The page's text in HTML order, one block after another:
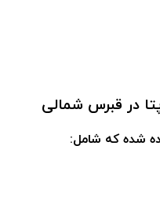
در قبرس شمالی
شده که شامل: